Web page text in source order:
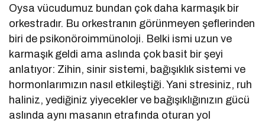
Oysa vücudumuz bundan çok daha karmaşık bir
orkestradır. Bu orkestranın görünmeyen şeflerinden
biri de psikonöroimmünoloji. Belki ismi uzun ve
karmaşık geldi ama aslında çok basit bir şeyi
anlatıyor: Zihin, sinir sistemi, bağışıklık sistemi ve
hormonlarımızın nasıl etkileştiği. Yani stresiniz, ruh
haliniz, yediğiniz yiyecekler ve bağışıklığınızın gücü
aslında aynı masanın etrafında oturan yol